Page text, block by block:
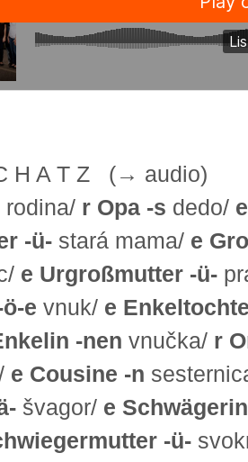
H A T Z (→ audio)
rodina/ r Opa -s dedo/
-ü- stará mama/ e
e Urgroßmutter -ü-
e vnuk/ e
-nen vnučka/ r
e Cousine -n
švagor/ e
-ü-